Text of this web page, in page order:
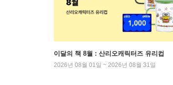
이달의 책 8월 : 산리오캐릭터즈 유리컵
2026년 08월 01일 ~ 2026년 08월 31일